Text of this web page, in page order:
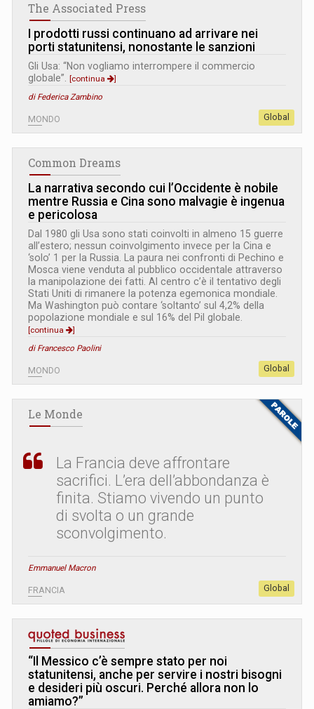
The Associated Press
I prodotti russi continuano ad arrivare nei
porti statunitensi, nonostante le sanzioni
Gli Usa: “Non vogliamo interrompere il commercio
globale”. [continua
]
di Federica Zambino
MONDO Global
Common Dreams
La narrativa secondo cui l’Occidente è nobile
mentre Russia e Cina sono malvagie è ingenua
e pericolosa
Dal 1980 gli Usa sono stati coinvolti in almeno 15 guerre
all’estero; nessun coinvolgimento invece per la Cina e
‘solo’ 1 per la Russia. La paura nei confronti di Pechino e
Mosca viene venduta al pubblico occidentale attraverso
la manipolazione dei fatti. Al centro c’è il tentativo degli
Stati Uniti di rimanere la potenza egemonica mondiale.
Ma Washington può contare ‘soltanto’ sul 4,2% della
popolazione mondiale e sul 16% del Pil globale.
[continua
]
di Francesco Paolini
MONDO Global
Le Monde
La Francia deve affrontare
sacrifici. L’era dell’abbondanza è
finita. Stiamo vivendo un punto
di svolta o un grande
sconvolgimento.
Emmanuel Macron
FRANCIA Global
“Il Messico c’è sempre stato per noi
statunitensi, anche per servire i nostri bisogni
e desideri più oscuri. Perché allora non lo
amiamo?”